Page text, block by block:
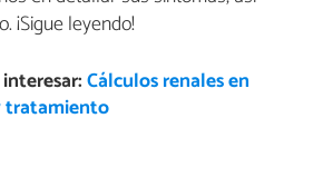
¡Sigue leyendo!
Cálculos renales en
tratamiento